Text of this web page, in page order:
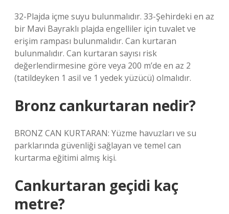
32-Plajda içme suyu bulunmalıdır. 33-Şehirdeki en az
bir Mavi Bayraklı plajda engelliler için tuvalet ve
erişim rampası bulunmalıdır. Can kurtaran
bulunmalıdır. Can kurtaran sayısı risk
değerlendirmesine göre veya 200 m’de en az 2
(tatildeyken 1 asil ve 1 yedek yüzücü) olmalıdır.
Bronz cankurtaran nedir?
BRONZ CAN KURTARAN: Yüzme havuzları ve su
parklarında güvenliği sağlayan ve temel can
kurtarma eğitimi almış kişi.
Cankurtaran geçidi kaç
metre?